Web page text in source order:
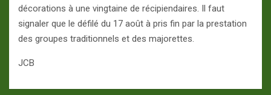
décorations à une vingtaine de récipiendaires. Il faut
signaler que le défilé du 17 août à pris fin par la prestation
des groupes traditionnels et des majorettes.
JCB